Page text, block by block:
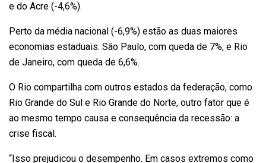
e do Acre (-4,6%).
Perto da média nacional (-6,9%) estão as duas maiores
economias estaduais: São Paulo, com queda de 7%, e Rio
de Janeiro, com queda de 6,6%.
O Rio compartilha com outros estados da federação, como
Rio Grande do Sul e Rio Grande do Norte, outro fator que é
ao mesmo tempo causa e consequência da recessão: a
crise fiscal.
“Isso prejudicou o desempenho. Em casos extremos como